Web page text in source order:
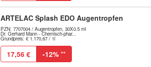
ARTELAC Splash EDO Augentropfen
PZN: 7707004 / Augentropfen, 30X0.5 ml
Dr. Gerhard Mann - Chemisch-phar...
Grundpreis: € 1.170,67 / 1l
17,56 € -12% **